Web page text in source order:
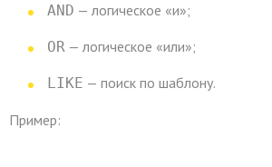
AND — логическое «и»;
OR — логическое «или»;
LIKE — поиск по шаблону.
Пример: